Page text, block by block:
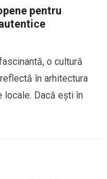
pentru
o cultură
în arhitectura
Dacă ești în